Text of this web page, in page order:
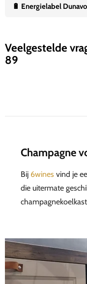
🔋 Energielabel
Veelgestelde
89
Champagne
Bij 6wines vind je
die uitermate